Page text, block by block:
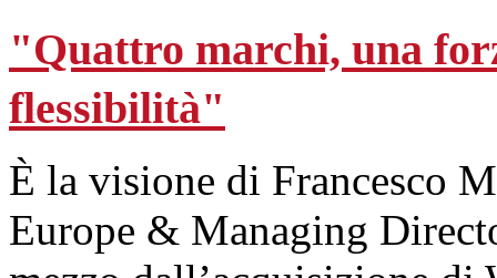
"Quattro marchi, una
flessibilità"
È la visione di Francesco
Europe & Managing